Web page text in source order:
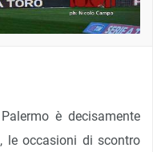
è decisamente
le occasioni di scontro